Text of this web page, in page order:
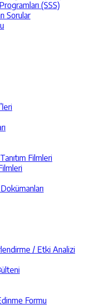
(SSS)
Sorular
Filmleri
/ Etki Analizi
Formu